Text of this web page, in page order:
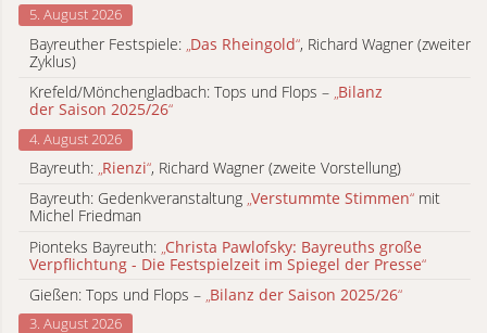
5. August 2026
Bayreuther Festspiele: „Das Rheingold“, Richard Wagner (zweiter
Zyklus)
Krefeld/Mönchengladbach: Tops und Flops – „Bilanz
der Saison 2025/26“
4. August 2026
Bayreuth: „Rienzi“, Richard Wagner (zweite Vorstellung)
Bayreuth: Gedenkveranstaltung „Verstummte Stimmen“ mit
Michel Friedman
Pionteks Bayreuth: Christa Pawlofsky: Bayreuths große
Verpflichtung - Die Festspielzeit im Spiegel der Presse“
Gießen: Tops und Flops – „Bilanz der Saison 2025/26“
3. August 2026